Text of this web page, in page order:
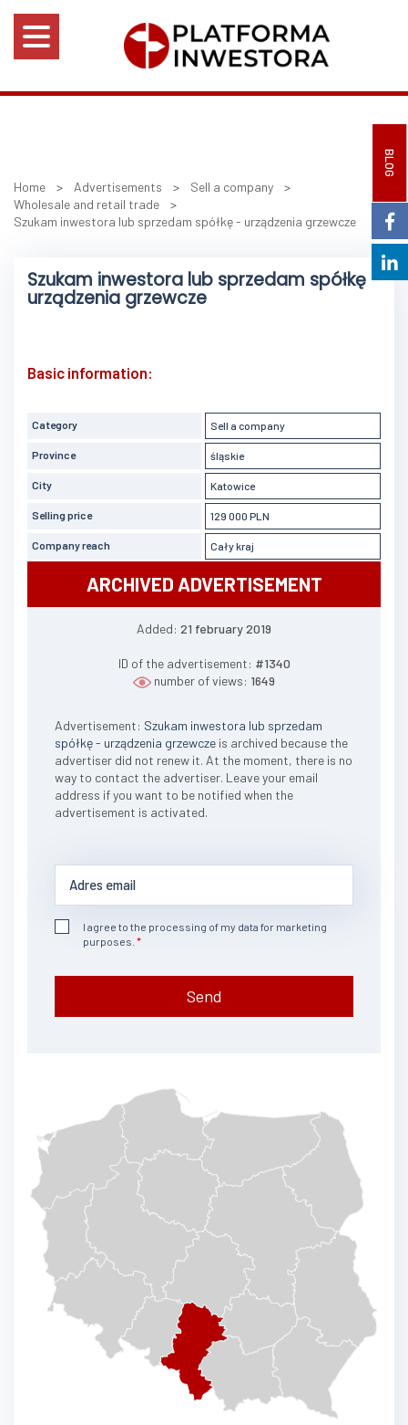
BLOG
Home > Advertisements > Sell a company >
Wholesale and retail trade >
Szukam inwestora lub sprzedam spółkę - urządzenia grzewcze
Szukam inwestora lub sprzedam spółkę -
urządzenia grzewcze
Basic information:
Category Sell a company
Province śląskie
City Katowice
Selling price 129 000 PLN
Company reach Cały kraj
ARCHIVED ADVERTISEMENT
Added: 21 february 2019
ID of the advertisement: #1340
number of views: 1649
Advertisement: Szukam inwestora lub sprzedam
spółkę - urządzenia grzewcze is archived because the
advertiser did not renew it. At the moment, there is no
way to contact the advertiser. Leave your email
address if you want to be notified when the
advertisement is activated.
I agree to the processing of my data for marketing
purposes.
Send